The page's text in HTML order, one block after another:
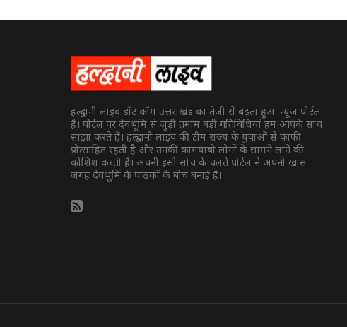
हल्द्वानी लाइव डॉट कॉम उत्तराखंड का तेजी से बढ़ता हुआ न्यूज पोर्टल
है। पोर्टल पर देवभूमि से जुड़ी तमाम बड़ी गतिविधियां हम आपके साथ
साझा करते हैं। हल्द्वानी लाइव की टीम राज्य के युवाओं से काफी
प्रोत्साहित रहती है और उनकी कामयाबी लोगों के सामने लाने की
कोशिश करती है। अपनी इसी सोच के चलते पोर्टल ने अपनी खास
जगह देवभूमि के पाठकों के बीच बनाई है।